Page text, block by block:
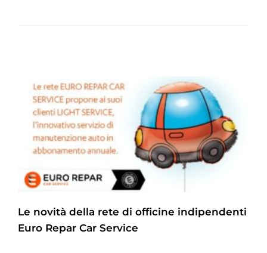
Le novità della rete di officine indipendenti
Euro Repar Car Service